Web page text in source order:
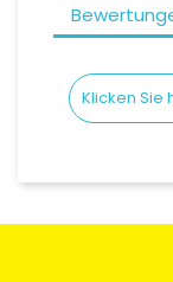
Klicken Sie